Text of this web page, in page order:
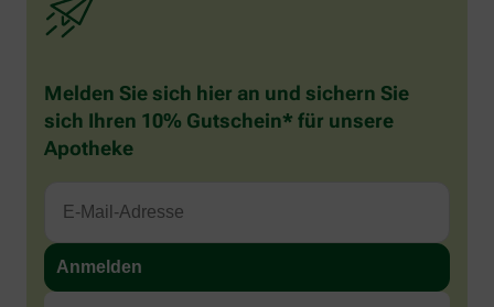
Melden Sie sich hier an und sichern Sie
sich Ihren 10% Gutschein* für unsere
Apotheke